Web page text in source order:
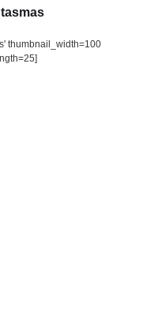
thumbnail_width=100